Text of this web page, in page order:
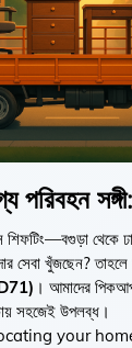
পরিবহন
থেকে
সেবা খুঁজছেন?
। আমাদের
সহজেই উপলব্ধ।
your